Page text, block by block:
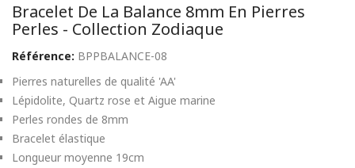
Bracelet De La Balance 8mm En Pierres
Perles - Collection Zodiaque
Référence: BPPBALANCE-08
Pierres naturelles de qualité 'AA'
Lépidolite, Quartz rose et Aigue marine
Perles rondes de 8mm
Bracelet élastique
Longueur moyenne 19cm